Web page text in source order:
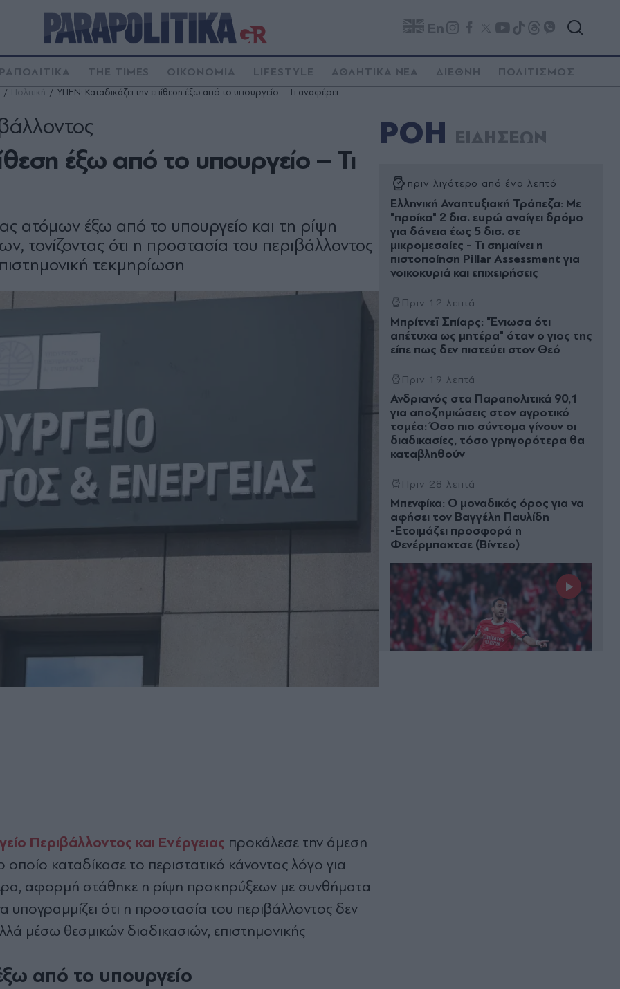
En
THE TIMES ΟΙΚΟΝΟΜΙΑ LIFESTYLE ΑΘΛΗΤΙΚΑ ΝΕΑ ΔΙΕΘΝΗ ΠΟΛΙΤΙΣΜΟΣ
Πολιτική ΥΠΕΝ: Καταδικάζει την επίθεση έξω από το υπουργείο – Τι αναφέρει
έξω από το υπουργείο – Τι
ατόμων έξω από το υπουργείο και τη ρίψη
τονίζοντας ότι η προστασία του περιβάλλοντος
τεκμηρίωση
Περιβάλλοντος και Ενέργειας προκάλεσε την άμεση
καταδίκασε το περιστατικό κάνοντας λόγο για
αφορμή στάθηκε η ρίψη προκηρύξεων με συνθήματα
ότι η προστασία του περιβάλλοντος δεν
μέσω θεσμικών διαδικασιών, επιστημονικής
από το υπουργείο
ΡΟΗ ΕΙΔΗΣΕΩΝ
πριν λιγότερο από ένα λεπτό
Ελληνική Αναπτυξιακή Τράπεζα: Με
"προίκα" 2 δισ. ευρώ ανοίγει δρόμο
για δάνεια έως 5 δισ. σε
μικρομεσαίες - Τι σημαίνει η
πιστοποίηση Pillar Assessment για
νοικοκυριά και επιχειρήσεις
Πριν 12 λεπτά
Μπρίτνεϊ Σπίαρς: "Ένιωσα ότι
απέτυχα ως μητέρα" όταν ο γιος της
είπε πως δεν πιστεύει στον Θεό
Πριν 19 λεπτά
Ανδριανός στα Παραπολιτικά 90,1
για αποζημιώσεις στον αγροτικό
τομέα: Όσο πιο σύντομα γίνουν οι
διαδικασίες, τόσο γρηγορότερα θα
καταβληθούν
Πριν 28 λεπτά
Μπενφίκα: Ο μοναδικός όρος για να
αφήσει τον Βαγγέλη Παυλίδη
-Ετοιμάζει προσφορά η
Φενέρμπαχτσε (Bίντεο)